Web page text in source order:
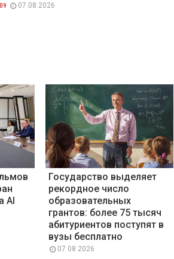
07.08.2026
AI
Государство выделяет
рекордное число
образовательных
грантов: более 75 тысяч
абитуриентов поступят в
вузы бесплатно
07 08 2026